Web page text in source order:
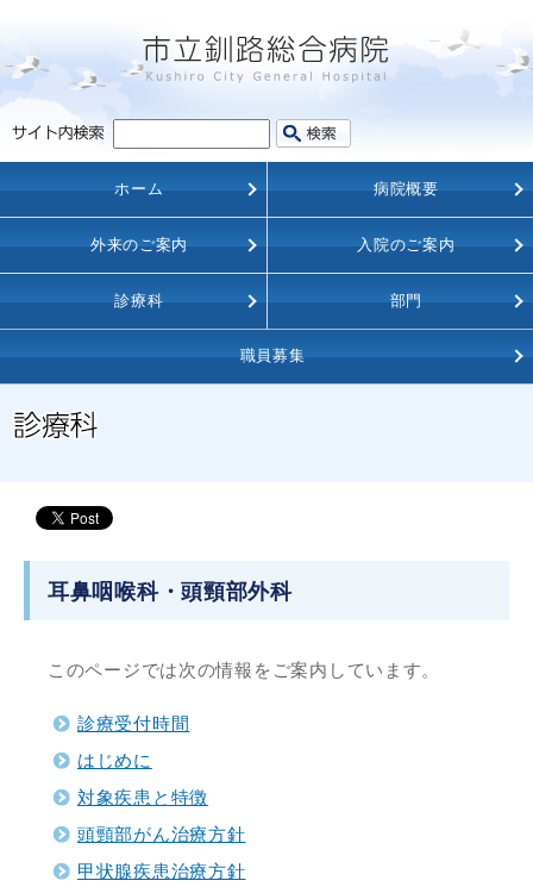
ホーム 病院概要
外来のご案内 入院のご案内
診療科 部門
職員募集
耳鼻咽喉科・頭頸部外科
このページでは次の情報をご案内しています。
診療受付時間
はじめに
対象疾患と特徴
頭頸部がん治療方針
甲状腺疾患治療方針